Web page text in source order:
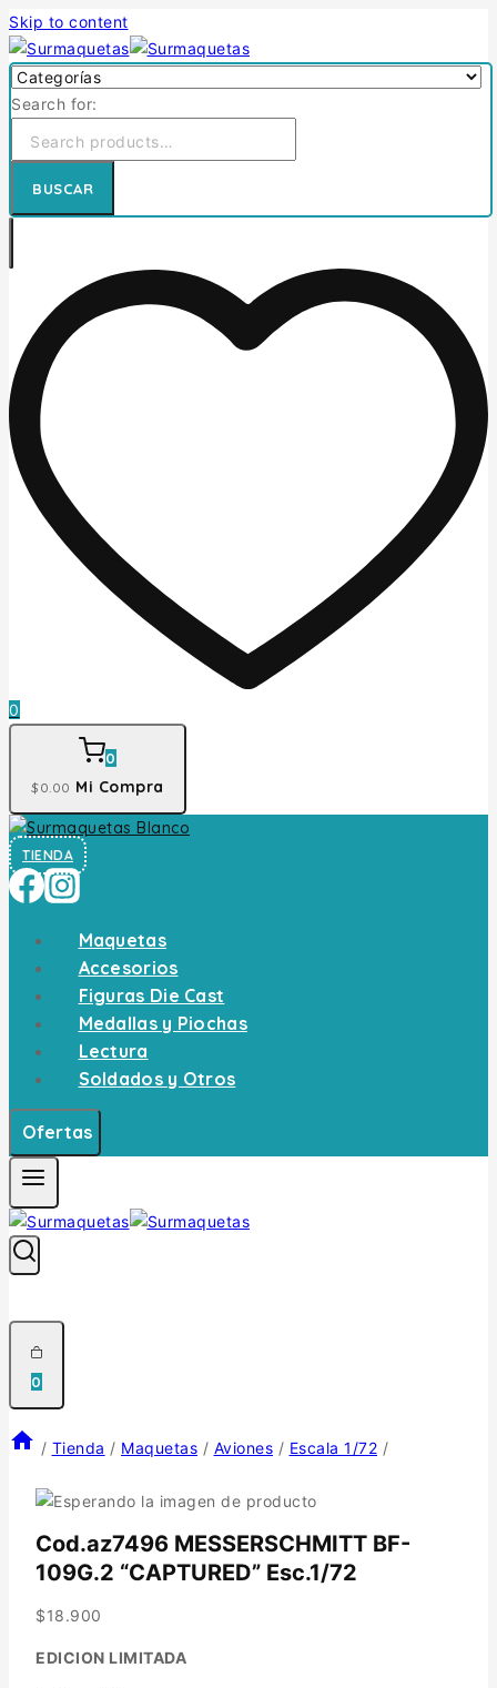
Skip to content
Search for:
BUSCAR
0
0
$0 .00 Mi Compra
TIENDA
Maquetas
Accesorios
Figuras Die Cast
Medallas y Piochas
Lectura
Soldados y Otros
Ofertas
0
/ Tienda / Maquetas / Aviones / Escala 1/72 /
Cod.az7496 MESSERSCHMITT BF-
109G.2 “CAPTURED” Esc.1/72
$18.900
EDICION LIMITADA